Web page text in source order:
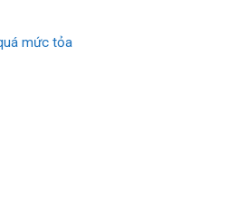
mức tỏa